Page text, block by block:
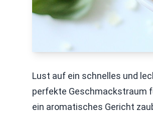
Lust auf ein schnelles und
perfekte Geschmackstraum
ein aromatisches Gericht